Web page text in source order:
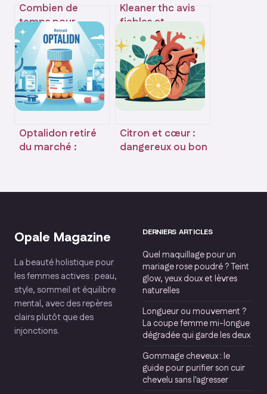
Combien de
temps pour
remarcher après
une fracture de
malléole
Kleaner thc avis
fiables et
efficacité réelle
du produit
Optalidon retiré
du marché :
Citron et cœur :
dangereux ou bon
Opale Magazine
La beauté holistique pour
les femmes actives : peau,
style, sommeil et équilibre
mental, avec des repères
clairs plutôt que des
injonctions.
DERNIERS ARTICLES
Quel maquillage pour un
mariage rose poudré ? Teint
glow, yeux doux et lèvres
naturelles
Longueur ou mouvement ?
La coupe femme mi-longue
dégradée qui garde les deux
Gommage cheveux : le
guide pour purifier son cuir
chevelu sans l'agresser